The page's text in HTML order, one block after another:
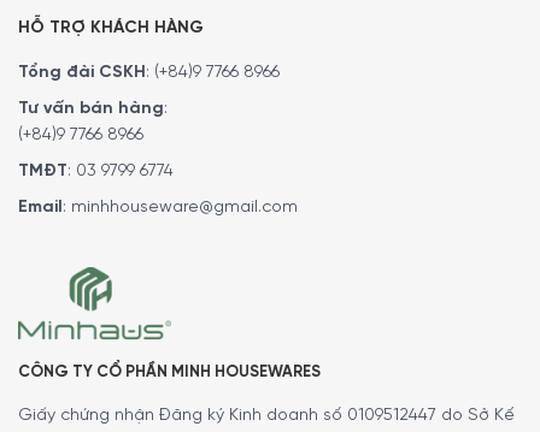
HỖ TRỢ KHÁCH HÀNG
Tổng đài CSKH: (+84)9 7766 8966
Tư vấn bán hàng:
(+84)9 7766 8966
TMĐT: 03 9799 6774
Email: minhhouseware@gmail.com
CÔNG TY CỔ PHẦN MINH HOUSEWARES
Giấy chứng nhận Đăng ký Kinh doanh số 0109512447 do Sở Kế